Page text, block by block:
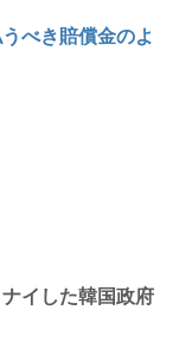
べき賠償金のよ
イした韓国政府